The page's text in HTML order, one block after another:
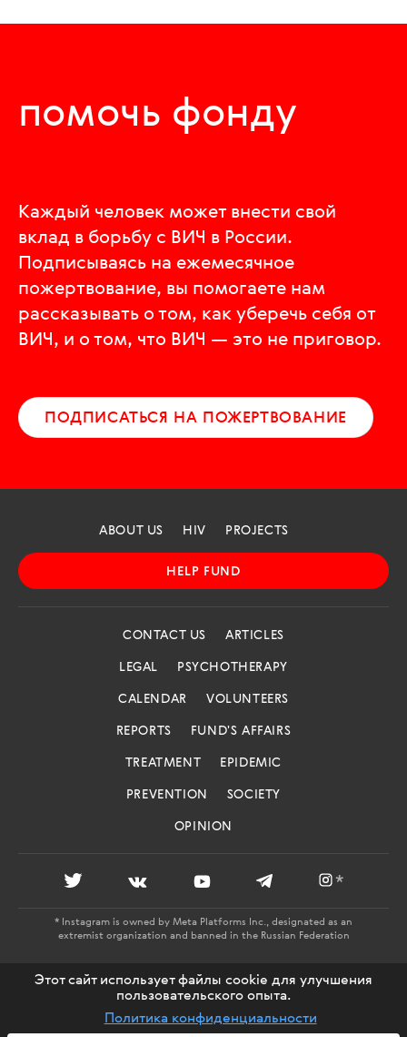
помочь фонду
Каждый человек может внести свой
вклад в борьбу с ВИЧ в России.
Подписываясь на ежемесячное
пожертвование, вы помогаете нам
рассказывать о том, как уберечь себя от
ВИЧ, и о том, что ВИЧ — это не приговор.
ПОДПИСАТЬСЯ НА ПОЖЕРТВОВАНИЕ
ABOUT US HIV PROJECTS
HELP FUND
CONTACT US ARTICLES
LEGAL PSYCHOTHERAPY
CALENDAR VOLUNTEERS
REPORTS FUND'S AFFAIRS
TREATMENT EPIDEMIC
PREVENTION SOCIETY
OPINION
*
* Instagram is owned by Meta Platforms Inc., designated as an
extremist organization and banned in the Russian Federation
79478 ISSUED BY ROSKOMNADZOR 27.11.2020 18+
© AIDS.CENTER, 2016-2026 MADE IN CHARMER
Этот сайт использует файлы cookie для улучшения
пользовательского опыта.
Политика конфиденциальности